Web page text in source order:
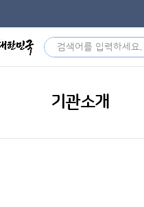
기관소개